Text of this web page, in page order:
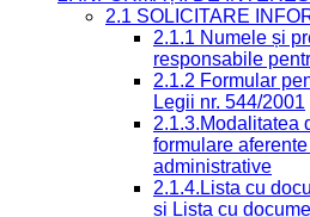
2.1 SOLICITARE
2.1.1 Numele și
responsabile
2.1.2 Formular
Legii nr. 544/2001
2.1.3.Modalitatea
formulare
administrative
2.1.4.Lista cu
și Lista cu